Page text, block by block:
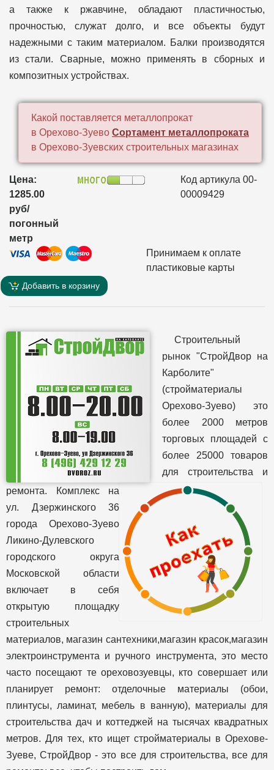
а также к ржавчине, обладают пластичностью,
прочностью, служат долго, и все объекты будут
надежными с таким материалом. Балки производятся
из стали. Сварные, можно применять в сборных и
композитных устройствах.
Какой поставляется металлопрокат
в Орехово-Зуево Сортамент металлопроката
в Орехово-Зуевских строительных магазинах
Цена:
1285.00
руб/
погонный
метр
Код артикула 00-
00009429
Принимаем к оплате
пластиковые карты
Добавить в корзину
Строительный
рынок "СтройДвор на
Карболите"
(стройматериалы
Орехово-Зуево) это
более 2000 метров
торговых площадей с
более 25000 товаров
для строительства и
ремонта. Комплекс на
ул. Дзержинского 36
города Орехово-Зуево
Ликино-Дулевского
городского округа
Московской области
включает в себя
открытую площадку
строительных
материалов, магазин сантехники,магазин красок,магазин
электроинструмента и ручного инструмента, это место
часто посещают те ореховозуевцы, кто совершает или
планирует ремонт: отделочные материалы (обои,
плинтусы, ламинат, мебель в ванную), материалы для
строительства дач и коттеджей на тысячах квадратных
метров. Для тех, кто ищет стройматериалы в Орехове-
Зуеве, СтройДвор - это все для строительства, все для